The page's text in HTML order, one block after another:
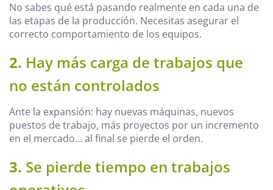
No sabes qué está pasando realmente en cada una de
las etapas de la producción. Necesitas asegurar el
correcto comportamiento de los equipos.
2. Hay más carga de trabajos que
no están controlados
Ante la expansión: hay nuevas máquinas, nuevos
puestos de trabajo, más proyectos por un incremento
en el mercado… al final se pierde el orden.
3. Se pierde tiempo en trabajos